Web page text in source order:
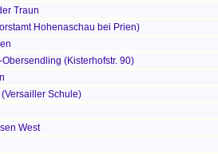
Traun
Hohenaschau bei Prien)
(Kisterhofstr. 90)
Schule)
West